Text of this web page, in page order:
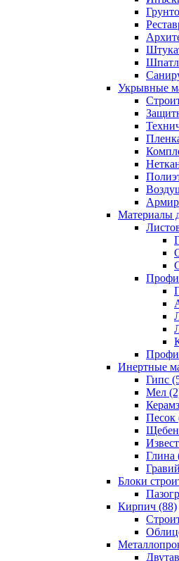
Укрывные
Материалы
Инертные
Гипс
Мел
Песок
Глина
Блоки
Кирпич (88)